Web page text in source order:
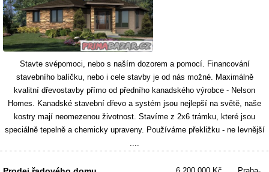
Stavte svépomoci, nebo s naším dozorem a pomocí. Financování
stavebního balíčku, nebo i cele stavby je od nás možné. Maximálně
kvalitní dřevostavby přímo od předního kanadského výrobce - Nelson
Homes. Kanadské stavební dřevo a systém jsou nejlepší na světě, naše
kostry mají neomezenou životnost. Stavíme z 2x6 trámku, které jsou
speciálně tepelně a chemicky upraveny. Používáme překližku - ne levnější
....